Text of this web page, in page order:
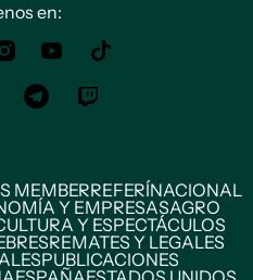
en:
MEMBERREFERÍNACIONAL
Y EMPRESASAGRO
Y ESPECTÁCULOS
REMATES Y LEGALES
PUBLICACIONES